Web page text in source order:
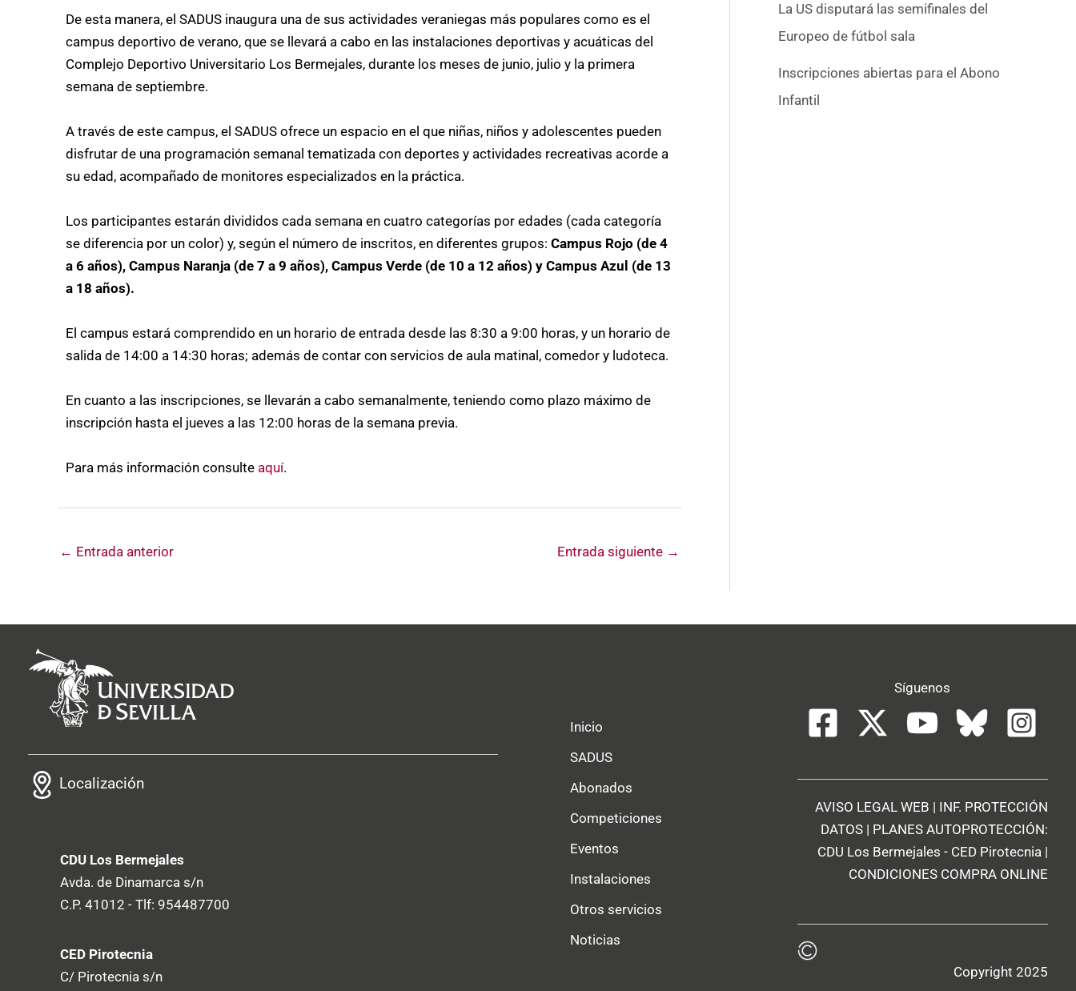
De esta manera, el SADUS inaugura una de sus actividades veraniegas más populares como es el
campus deportivo de verano, que se llevará a cabo en las instalaciones deportivas y acuáticas del
Complejo Deportivo Universitario Los Bermejales, durante los meses de junio, julio y la primera
semana de septiembre.
A través de este campus, el SADUS ofrece un espacio en el que niñas, niños y adolescentes pueden
disfrutar de una programación semanal tematizada con deportes y actividades recreativas acorde a
su edad, acompañado de monitores especializados en la práctica.
Los participantes estarán divididos cada semana en cuatro categorías por edades (cada categoría
se diferencia por un color) y, según el número de inscritos, en diferentes grupos: Campus Rojo (de 4
a 6 años), Campus Naranja (de 7 a 9 años), Campus Verde (de 10 a 12 años) y Campus Azul (de 13
a 18 años).
El campus estará comprendido en un horario de entrada desde las 8:30 a 9:00 horas, y un horario de
salida de 14:00 a 14:30 horas; además de contar con servicios de aula matinal, comedor y ludoteca.
En cuanto a las inscripciones, se llevarán a cabo semanalmente, teniendo como plazo máximo de
inscripción hasta el jueves a las 12:00 horas de la semana previa.
Para más información consulte aquí.
← Entrada anterior Entrada siguiente →
La US disputará las semifinales del
Europeo de fútbol sala
Inscripciones abiertas para el Abono
Infantil
Localización
CDU Los Bermejales
Avda. de Dinamarca s/n
C.P. 41012 - Tlf: 954487700
CED Pirotecnia
C/ Pirotecnia s/n
Inicio
SADUS
Abonados
Competiciones
Eventos
Instalaciones
Otros servicios
Noticias
Síguenos
AVISO LEGAL WEB | INF. PROTECCIÓN
DATOS | PLANES AUTOPROTECCIÓN:
CDU Los Bermejales - CED Pirotecnia |
CONDICIONES COMPRA ONLINE
Copyright 2025